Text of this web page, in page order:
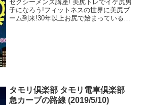
セクシーメンズ講座! 美尻トレでイケ尻男
子になろう!フィットネスの世界に美尻ブ
ーム到来!30年以上お尻で始まっているタ
タモリ倶楽部 タモリ電車倶楽部
急カーブの路線 (2019/5/10)